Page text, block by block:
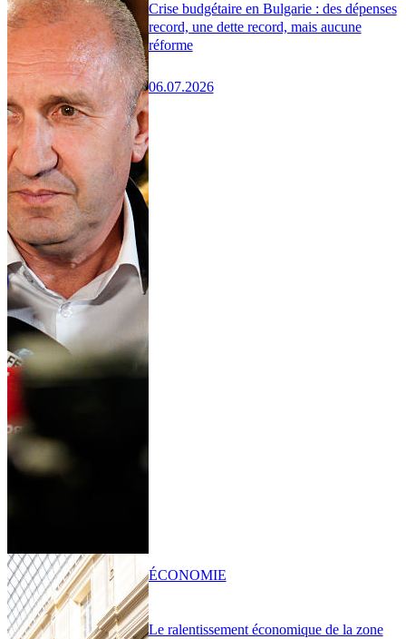
Crise budgétaire en Bulgarie : des dépenses
record, une dette record, mais aucune
réforme
06.07.2026
Le ralentissement économique de la zone
ÉCONOMIE